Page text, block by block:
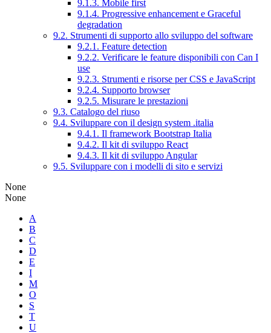
9.1.3. Mobile first
9.1.4. Progressive enhancement e Graceful
degradation
9.2. Strumenti di supporto allo sviluppo del software
9.2.1. Feature detection
9.2.2. Verificare le feature disponibili con Can I
use
9.2.3. Strumenti e risorse per CSS e JavaScript
9.2.4. Supporto browser
9.2.5. Misurare le prestazioni
9.3. Catalogo del riuso
9.4. Sviluppare con il design system .italia
9.4.1. Il framework Bootstrap Italia
9.4.2. Il kit di sviluppo React
9.4.3. Il kit di sviluppo Angular
9.5. Sviluppare con i modelli di sito e servizi
None
None
A
B
C
D
E
I
M
O
S
T
U